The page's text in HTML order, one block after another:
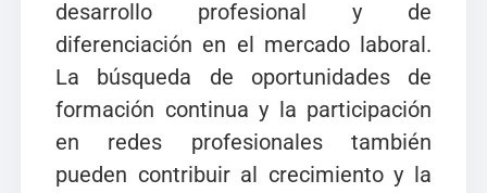
desarrollo profesional y de
diferenciación en el mercado laboral.
La búsqueda de oportunidades de
formación continua y la participación
en redes profesionales también
pueden contribuir al crecimiento y la